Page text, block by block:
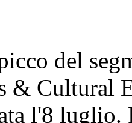
del
& Cultural
l'8 luglio.